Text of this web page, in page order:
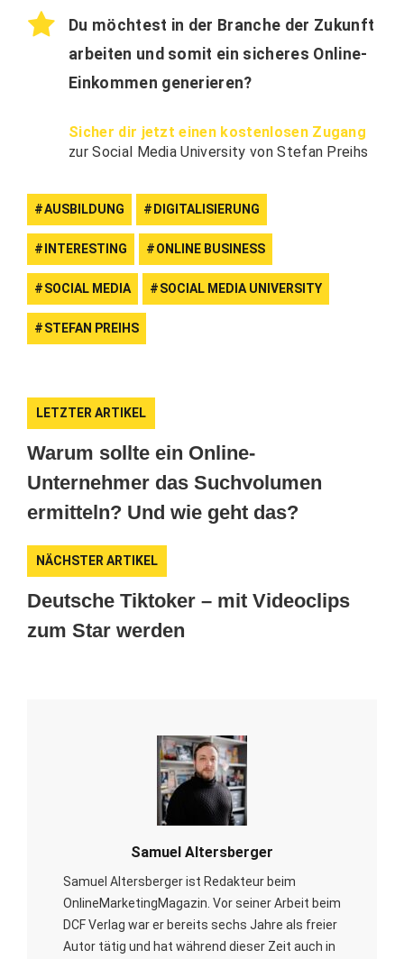
Du möchtest in der Branche der Zukunft
arbeiten und somit ein sicheres Online-
Einkommen generieren?
Sicher dir jetzt einen kostenlosen Zugang
zur Social Media University von Stefan Preihs
AUSBILDUNG DIGITALISIERUNG
INTERESTING ONLINE BUSINESS
SOCIAL MEDIA SOCIAL MEDIA UNIVERSITY
STEFAN PREIHS
LETZTER ARTIKEL
Warum sollte ein Online-
Unternehmer das Suchvolumen
ermitteln? Und wie geht das?
NÄCHSTER ARTIKEL
Deutsche Tiktoker – mit Videoclips
zum Star werden
Samuel Altersberger
Samuel Altersberger ist Redakteur beim
OnlineMarketingMagazin. Vor seiner Arbeit beim
DCF Verlag war er bereits sechs Jahre als freier
Autor tätig und hat während dieser Zeit auch in